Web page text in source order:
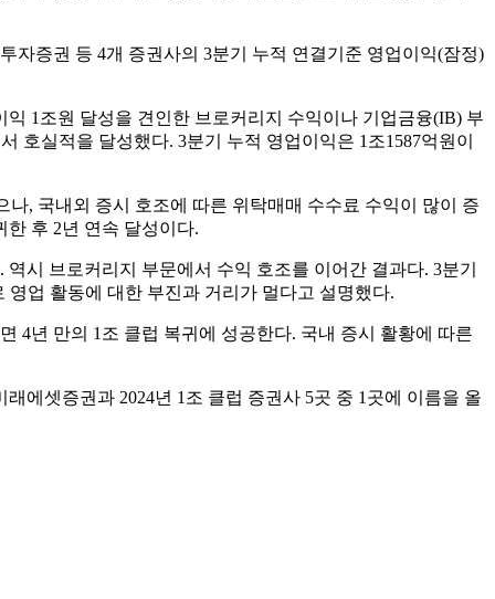
자증권 등 4개 증권사의 3분기 누적 연결기준 영업이익(잠정)
1조원 달성을 견인한 브로커리지 수익이나 기업금융(IB) 부
호실적을 달성했다. 3분기 누적 영업이익은 1조1587억원이
, 국내외 증시 호조에 따른 위탁매매 수수료 수익이 많이 증
한 후 2년 연속 달성이다.
시 브로커리지 부문에서 수익 호조를 이어간 결과다. 3분기
업 활동에 대한 부진과 거리가 멀다고 설명했다.
4년 만의 1조 클럽 복귀에 성공한다. 국내 증시 활황에 따른
에셋증권과 2024년 1조 클럽 증권사 5곳 중 1곳에 이름을 올